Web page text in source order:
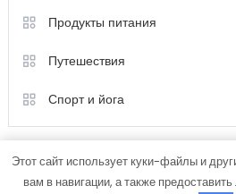
Продукты питания
Путешествия
Спорт и йога
Этот сайт использует куки-файлы и
вам в навигации, а также